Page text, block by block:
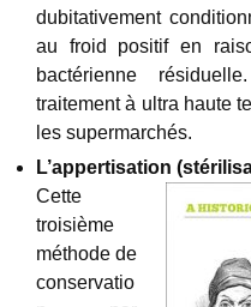
dubitativement
au froid positif en
bactérienne
traitement à ultra haute
les supermarchés.
L’appertisation
Cette
troisième
méthode de
conservatio